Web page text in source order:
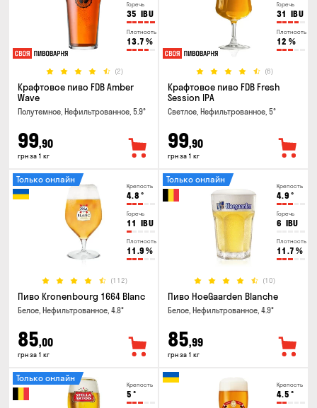
Горечь
35 IBU
Плотность
13.7 %
(2)
Крафтовое пиво FDB Amber
Wave
Полутемное, Нефильтрованное, 5.9°
99,90
грн за 1 кг
Горечь
31 IBU
Плотность
12 %
(6)
Крафтовое пиво FDB Fresh
Session IPA
Светлое, Нефильтрованное, 5°
99,90
грн за 1 кг
Крепость
4.8 °
Горечь
11 IBU
Плотность
11.9 %
(112)
Только онлайн
Пиво Kronenbourg 1664 Blanc
Белое, Нефильтрованное, 4.8°
85,00
грн за 1 кг
Крепость
4.9 °
Горечь
6 IBU
Плотность
11.7 %
(10)
Только онлайн
Пиво HoeGaarden Blanche
Белое, Нефильтрованное, 4.9°
85,99
грн за 1 кг
Крепость
5 °
Только онлайн
Крепость
4.5 °